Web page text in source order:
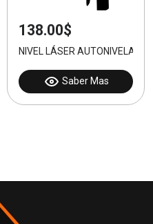
14 PCS
138.00$
NIVEL LÁSER
Saber Mas